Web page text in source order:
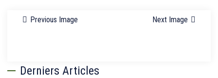
Previous Image Next Image
Derniers Articles